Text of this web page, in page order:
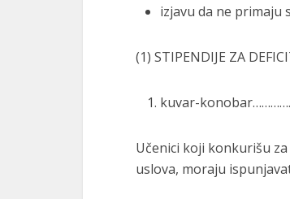
izjavu da ne primaju
(1) STIPENDIJE ZA
kuvar-
Učenici koji konkurišu
uslova, moraju